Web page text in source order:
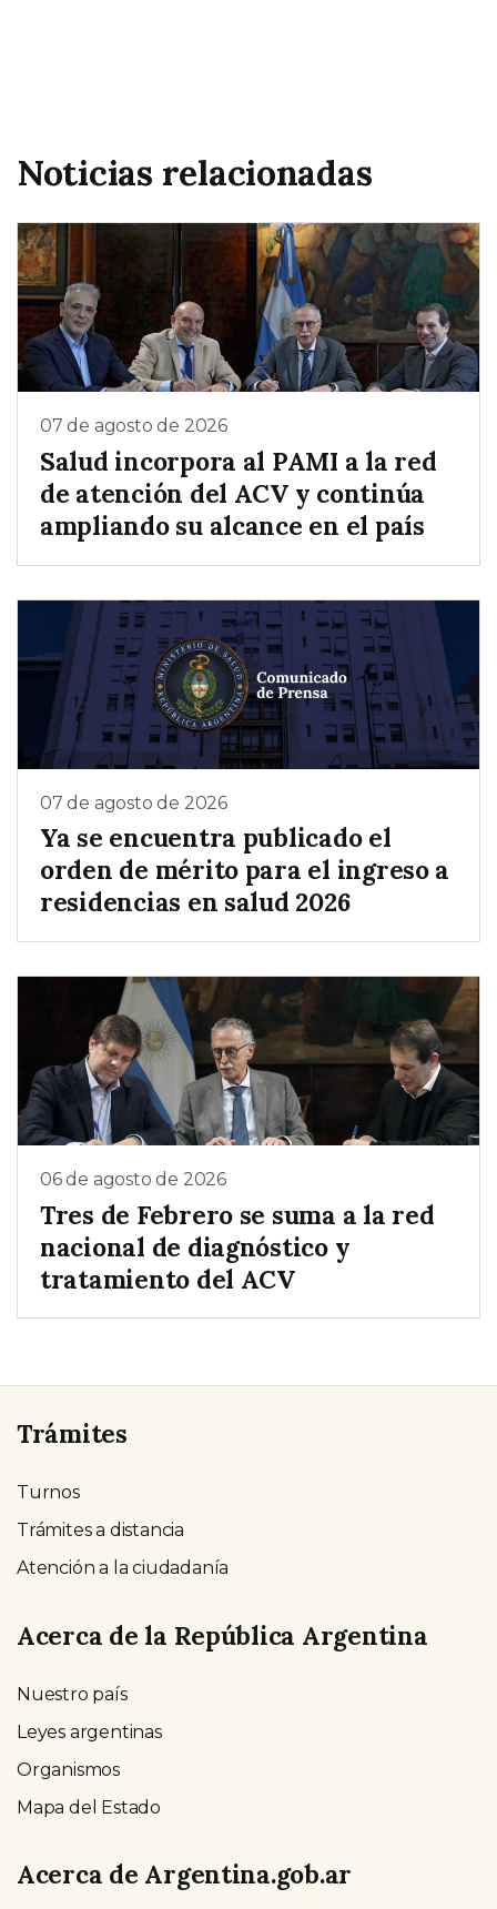
Noticias relacionadas
07 de agosto de 2026
Salud incorpora al PAMI a la red
de atención del ACV y continúa
ampliando su alcance en el país
07 de agosto de 2026
Ya se encuentra publicado el
orden de mérito para el ingreso a
residencias en salud 2026
06 de agosto de 2026
Tres de Febrero se suma a la red
nacional de diagnóstico y
tratamiento del ACV
Trámites
Turnos
Trámites a distancia
Atención a la ciudadanía
Acerca de la República Argentina
Nuestro país
Leyes argentinas
Organismos
Mapa del Estado
Acerca de Argentina.gob.ar